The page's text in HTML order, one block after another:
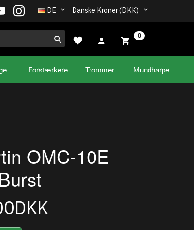
Danske Kroner (DKK)
DE
0
Forstærkere Trommer Mundharpe
OMC-10E